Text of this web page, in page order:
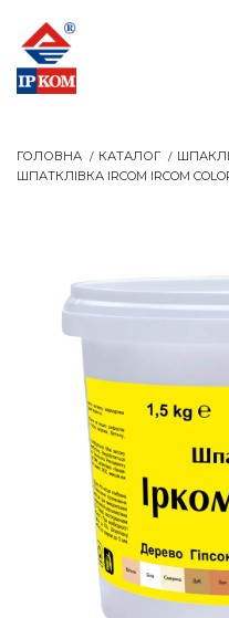
ГОЛОВНА КАТАЛОГ
ШПАТКЛІВКА IRCOM IRCOM